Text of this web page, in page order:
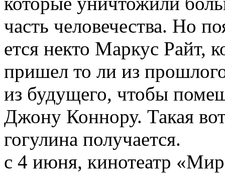
часть человечества. Но
ется некто Маркус Райт,
пришел то ли из
из будущего, чтобы
Джону Коннору. Такая
гогулина получается.
с 4 июня, кинотеатр